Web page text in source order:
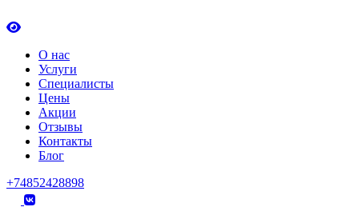
О нас
Услуги
Специалисты
Цены
Акции
Отзывы
Контакты
Блог
+74852428898